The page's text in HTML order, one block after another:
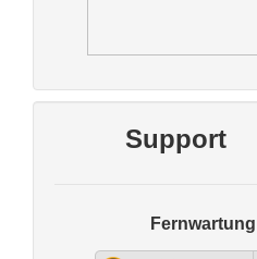
Support
Fernwartung